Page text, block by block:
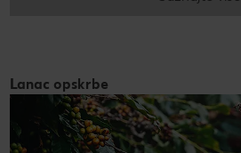
Lanac opskrbe